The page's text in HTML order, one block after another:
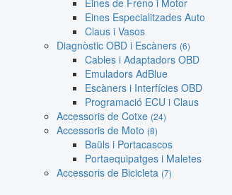
Eines Especialitzades Auto
Claus i Vasos
Diagnòstic OBD i Escàners (6)
Cables i Adaptadors OBD
Emuladors AdBlue
Escàners i Interfícies OBD
Programació ECU i Claus
Accessoris de Cotxe (24)
Accessoris de Moto (8)
Baüls i Portacascos
Portaequipatges i Maletes
Accessoris de Bicicleta (7)